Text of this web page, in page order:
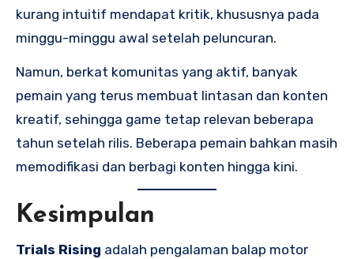
kurang intuitif mendapat kritik, khususnya pada
minggu-minggu awal setelah peluncuran.
Namun, berkat komunitas yang aktif, banyak
pemain yang terus membuat lintasan dan konten
kreatif, sehingga game tetap relevan beberapa
tahun setelah rilis. Beberapa pemain bahkan masih
memodifikasi dan berbagi konten hingga kini.
Kesimpulan
Trials Rising adalah pengalaman balap motor